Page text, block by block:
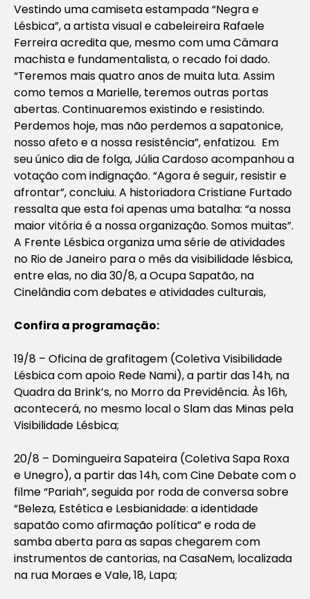
Vestindo uma camiseta estampada “Negra e
Lésbica”, a artista visual e cabeleireira Rafaele
Ferreira acredita que, mesmo com uma Câmara
machista e fundamentalista, o recado foi dado.
“Teremos mais quatro anos de muita luta. Assim
como temos a Marielle, teremos outras portas
abertas. Continuaremos existindo e resistindo.
Perdemos hoje, mas não perdemos a sapatonice,
nosso afeto e a nossa resistência”, enfatizou. Em
seu único dia de folga, Júlia Cardoso acompanhou a
votação com indignação. “Agora é seguir, resistir e
afrontar”, concluiu. A historiadora Cristiane Furtado
ressalta que esta foi apenas uma batalha: “a nossa
maior vitória é a nossa organização. Somos muitas”.
A Frente Lésbica organiza uma série de atividades
no Rio de Janeiro para o mês da visibilidade lésbica,
entre elas, no dia 30/8, a Ocupa Sapatão, na
Cinelândia com debates e atividades culturais,
Confira a programação:
19/8 – Oficina de grafitagem (Coletiva Visibilidade
Lésbica com apoio Rede Nami), a partir das 14h, na
Quadra da Brink’s, no Morro da Previdência. Às 16h,
acontecerá, no mesmo local o Slam das Minas pela
Visibilidade Lésbica;
20/8 – Domingueira Sapateira (Coletiva Sapa Roxa
e Unegro), a partir das 14h, com Cine Debate com o
filme “Pariah”, seguida por roda de conversa sobre
“Beleza, Estética e Lesbianidade: a identidade
sapatão como afirmação política” e roda de
samba aberta para as sapas chegarem com
instrumentos de cantorias, na CasaNem, localizada
na rua Moraes e Vale, 18, Lapa;